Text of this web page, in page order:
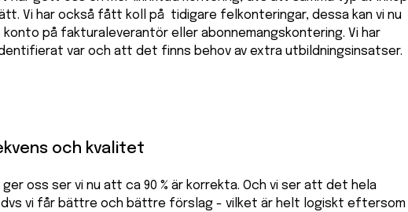
Vi har också fått koll på tidigare felkonteringar, dessa kan vi nu
på fakturaleverantör eller abonnemangskontering. Vi har
var och att det finns behov av extra utbildningsinsatser.
och kvalitet
oss ser vi nu att ca 90 % är korrekta. Och vi ser att det hela
vi får bättre och bättre förslag - vilket är helt logiskt eftersom